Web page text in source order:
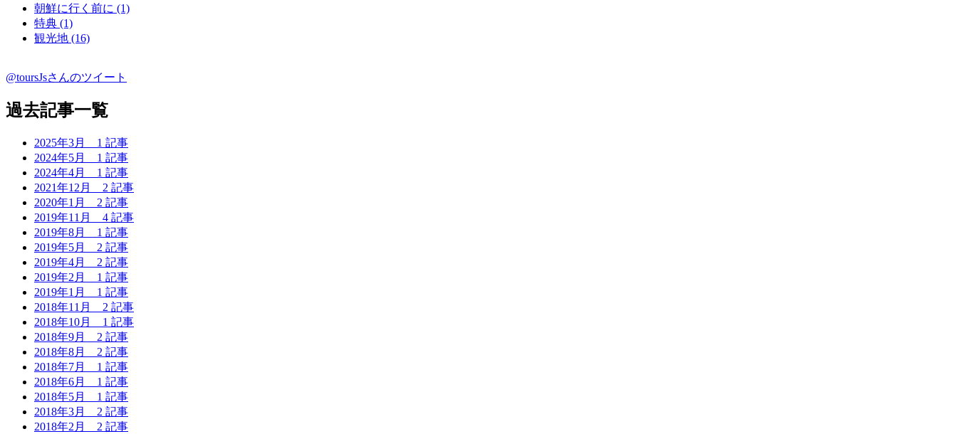
朝鮮に行く前に (1)
特典 (1)
観光地 (16)
@toursJsさんのツイート
過去記事一覧
2025年3月 1 記事
2024年5月 1 記事
2024年4月 1 記事
2021年12月 2 記事
2020年1月 2 記事
2019年11月 4 記事
2019年8月 1 記事
2019年5月 2 記事
2019年4月 2 記事
2019年2月 1 記事
2019年1月 1 記事
2018年11月 2 記事
2018年10月 1 記事
2018年9月 2 記事
2018年8月 2 記事
2018年7月 1 記事
2018年6月 1 記事
2018年5月 1 記事
2018年3月 2 記事
2018年2月 2 記事